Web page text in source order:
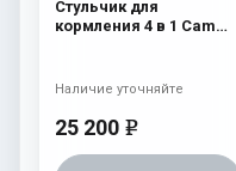
Стульчик для
кормления 4 в 1 Cam
25 200 e
Наличие уточняйте